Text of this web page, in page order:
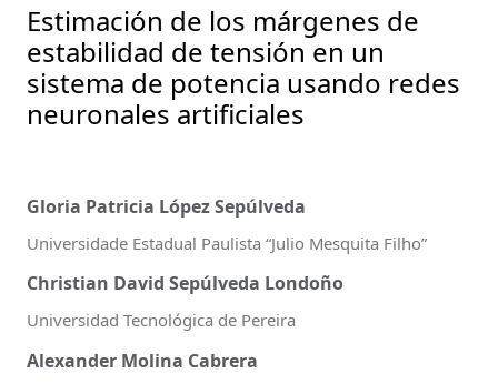
Estimación de los márgenes de
estabilidad de tensión en un
sistema de potencia usando redes
neuronales artificiales
Gloria Patricia López Sepúlveda
Universidade Estadual Paulista “Julio Mesquita Filho”
Christian David Sepúlveda Londoño
Universidad Tecnológica de Pereira
Alexander Molina Cabrera